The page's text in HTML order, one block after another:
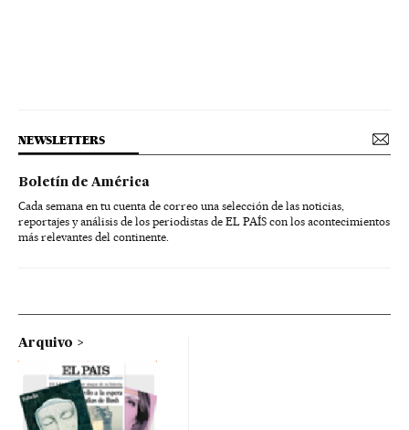
NEWSLETTERS
Boletín de América
Cada semana en tu cuenta de correo una selección de las noticias,
reportajes y análisis de los periodistas de EL PAÍS con los acontecimientos
más relevantes del continente.
Arquivo